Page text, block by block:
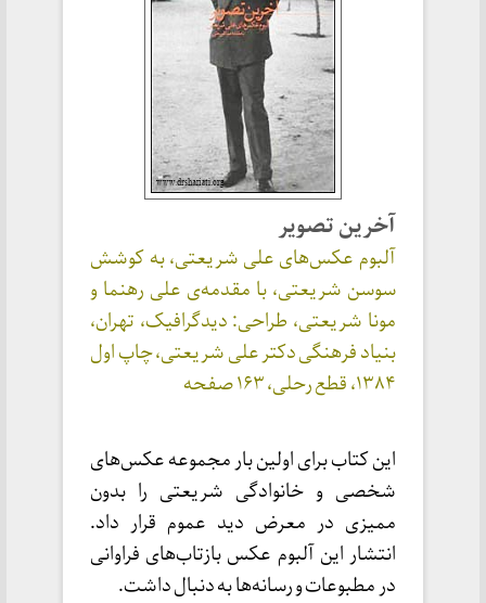
آخرین تصویر
آلبوم‌ عکس‌های علی شریعتی، به کوشش
سوسن شریعتی، با مقدمه‌ی علی رهنما و
مونا شریعتی، طراحی: دیدگرافیک، تهران،
بنیاد فرهنگی دکتر علی شریعتی، چاپ اول
۱۳۸۴، قطع رحلی، ۱۶۳ صفحه
این کتاب برای اولین‌ بار مجموعه عکس‌های
شخصی و خانوادگی شریعتی را بدون
ممیزی در معرض دید عموم قرار داد.
انتشار این آلبوم عکس بازتاب‌های فراوانی
در مطبوعات و رسانه‌ها به دنبال داشت.